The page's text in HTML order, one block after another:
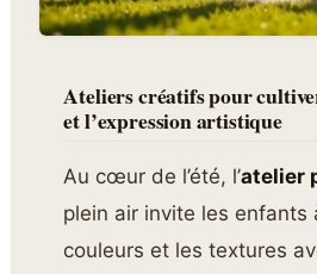
Ateliers créatifs pour
et l’expression artistique
Au cœur de l’été, l’atelier
plein air invite les enfants
couleurs et les textures